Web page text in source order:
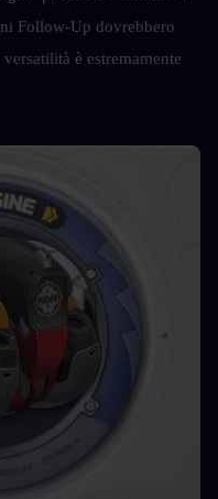
Follow-Up dovrebbero
è estremamente